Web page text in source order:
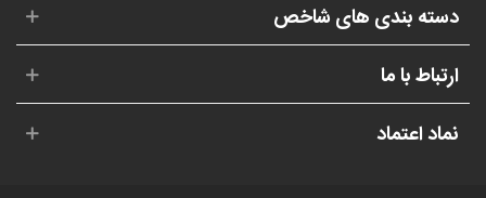
دسته بندی های شاخص
ارتباط با ما
نماد اعتماد